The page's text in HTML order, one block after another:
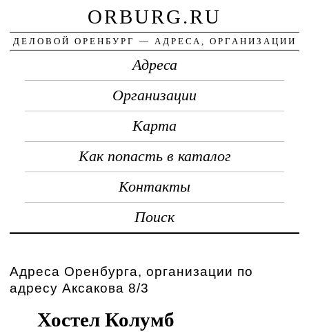
ORBURG.RU
ДЕЛОВОЙ ОРЕНБУРГ — АДРЕСА, ОРГАНИЗАЦИИ
Адреса
Организации
Карта
Как попасть в каталог
Контакты
Поиск
Адреса Оренбурга, организации по
адресу Аксакова 8/3
Хостел Колумб